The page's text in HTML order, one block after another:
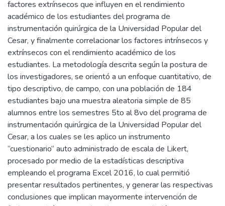
factores extrínsecos que influyen en el rendimiento
académico de los estudiantes del programa de
instrumentación quirúrgica de la Universidad Popular del
Cesar, y finalmente correlacionar los factores intrínsecos y
extrínsecos con el rendimiento académico de los
estudiantes. La metodología descrita según la postura de
los investigadores, se orientó a un enfoque cuantitativo, de
tipo descriptivo, de campo, con una población de 184
estudiantes bajo una muestra aleatoria simple de 85
alumnos entre los semestres 5to al 8vo del programa de
instrumentación quirúrgica de la Universidad Popular del
Cesar, a los cuales se les aplico un instrumento
“cuestionario” auto administrado de escala de Likert,
procesado por medio de la estadísticas descriptiva
empleando el programa Excel 2016, lo cual permitió
presentar resultados pertinentes, y generar las respectivas
conclusiones que implican mayormente intervención de